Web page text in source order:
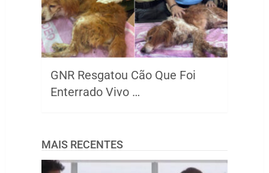
GNR Resgatou Cão Que Foi
Enterrado Vivo …
MAIS RECENTES